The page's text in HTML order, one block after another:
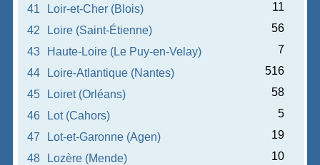
41
Loir-et-Cher (Blois)
11
42
Loire (Saint-Étienne)
56
43
Haute-Loire (Le Puy-en-Velay)
7
44
Loire-Atlantique (Nantes)
516
45
Loiret (Orléans)
58
46
Lot (Cahors)
5
47
Lot-et-Garonne (Agen)
19
48
Lozère (Mende)
10